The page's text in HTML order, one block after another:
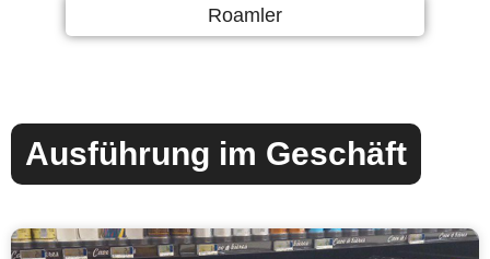
Roamler
Ausführung im Geschäft